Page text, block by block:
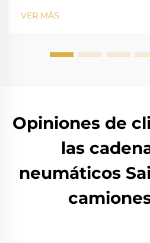
VER MÁS
Opiniones de
las
neumáticos